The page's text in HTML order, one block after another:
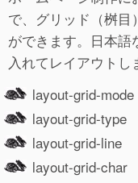
で、グリッド（桝目
ができます。日本
入れてレイアウトし
layout-grid-mode
layout-grid-type
layout-grid-line
layout-grid-char